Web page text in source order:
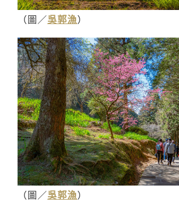
（圖／吳郭漁）
（圖／吳郭漁）